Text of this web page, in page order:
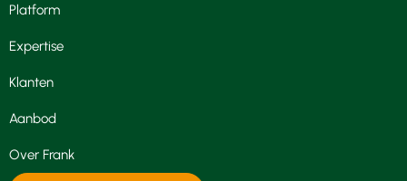
Platform
Expertise
Klanten
Aanbod
Over Frank